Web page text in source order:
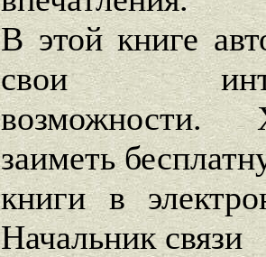
В этой книге
свои
возможности.
заиметь
книги в
Начальник связи